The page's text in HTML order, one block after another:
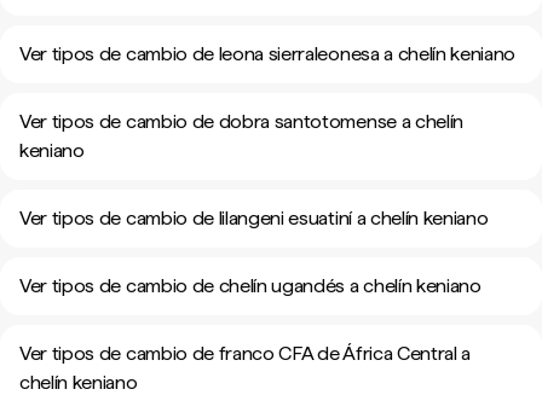
Ver tipos de cambio de leona sierraleonesa a chelín keniano
Ver tipos de cambio de dobra santotomense a chelín
keniano
Ver tipos de cambio de lilangeni esuatiní a chelín keniano
Ver tipos de cambio de chelín ugandés a chelín keniano
Ver tipos de cambio de franco CFA de África Central a
chelín keniano